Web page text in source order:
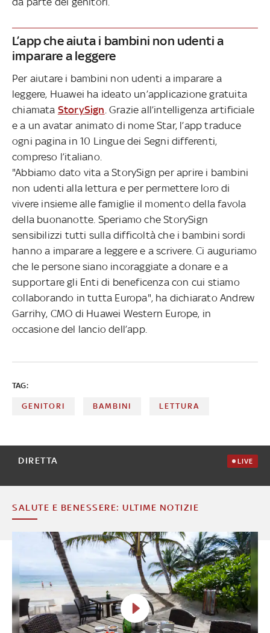
L’app che aiuta i bambini non udenti a
imparare a leggere
Per aiutare i bambini non udenti a imparare a
leggere, Huawei ha ideato un’applicazione gratuita
chiamata StorySign . Grazie all’intelligenza artificiale
e a un avatar animato di nome Star, l’app traduce
ogni pagina in 10 Lingue dei Segni differenti,
compreso l’italiano.
"Abbiamo dato vita a StorySign per aprire i bambini
non udenti alla lettura e per permettere loro di
vivere insieme alle famiglie il momento della favola
della buonanotte. Speriamo che StorySign
sensibilizzi tutti sulla difficoltà che i bambini sordi
hanno a imparare a leggere e a scrivere. Ci auguriamo
che le persone siano incoraggiate a donare e a
supportare gli Enti di beneficenza con cui stiamo
collaborando in tutta Europa", ha dichiarato Andrew
Garrihy, CMO di Huawei Western Europe, in
occasione del lancio dell’app.
TAG:
GENITORI BAMBINI LETTURA
DIRETTA LIVE
SALUTE E BENESSERE: ULTIME NOTIZIE